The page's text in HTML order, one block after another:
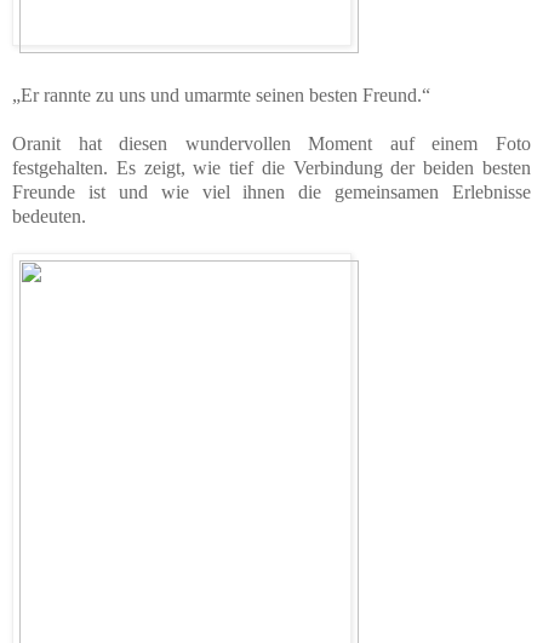
„Er rannte zu uns und umarmte seinen besten Freund.“
Oranit hat diesen wundervollen Moment auf einem Foto
festgehalten. Es zeigt, wie tief die Verbindung der beiden besten
Freunde ist und wie viel ihnen die gemeinsamen Erlebnisse
bedeuten.